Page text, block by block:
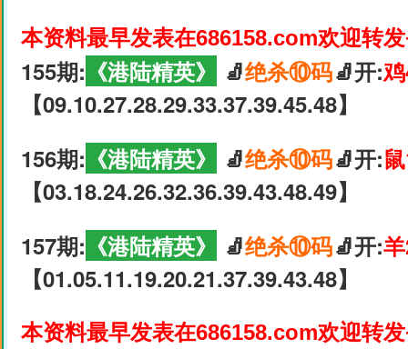
本资料最早发表在686158.com欢迎转
155期: 《港陆精英》 🧦绝杀⑩码🧦开:
【09.10.27.28.29.33.37.39.45.48】
156期: 《港陆精英》 🧦绝杀⑩码🧦开:
【03.18.24.26.32.36.39.43.48.49】
157期: 《港陆精英》 🧦绝杀⑩码🧦开:
【01.05.11.19.20.21.37.39.43.48】
本资料最早发表在686158.com欢迎转